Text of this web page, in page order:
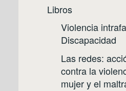
Libros
Violencia
Discapacidad
Las redes:
contra la
mujer y el